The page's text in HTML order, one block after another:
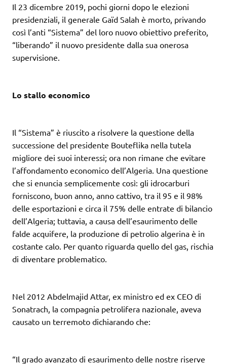
Il 23 dicembre 2019, pochi giorni dopo le elezioni
presidenziali, il generale Gaïd Salah è morto, privando
così l’anti “Sistema” del loro nuovo obiettivo preferito,
“liberando” il nuovo presidente dalla sua onerosa
supervisione.
Lo stallo economico
Il “Sistema” è riuscito a risolvere la questione della
successione del presidente Bouteflika nella tutela
migliore dei suoi interessi; ora non rimane che evitare
l’affondamento economico dell’Algeria. Una questione
che si enuncia semplicemente così: gli idrocarburi
forniscono, buon anno, anno cattivo, tra il 95 e il 98%
delle esportazioni e circa il 75% delle entrate di bilancio
dell’Algeria; tuttavia, a causa dell’esaurimento delle
falde acquifere, la produzione di petrolio algerina è in
costante calo. Per quanto riguarda quello del gas, rischia
di diventare problematico.
Nel 2012 Abdelmajid Attar, ex ministro ed ex CEO di
Sonatrach, la compagnia petrolifera nazionale, aveva
causato un terremoto dichiarando che:
“Il grado avanzato di esaurimento delle nostre riserve